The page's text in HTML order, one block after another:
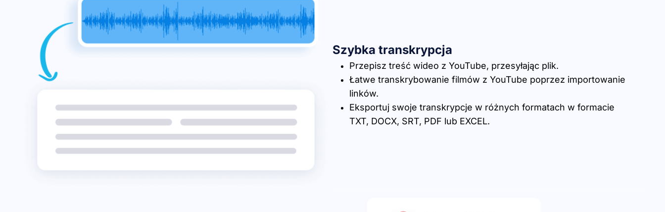
Szybka transkrypcja
Przepisz treść wideo z YouTube, przesyłając plik.
Łatwe transkrybowanie filmów z YouTube poprzez importowanie
linków.
Eksportuj swoje transkrypcje w różnych formatach w formacie
TXT, DOCX, SRT, PDF lub EXCEL.